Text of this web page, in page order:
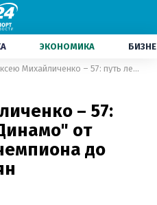
ЭКОНОМИКА
Алексею Михайличенко – 57: путь легенды "Динамо" от олимпийского чемпиона до тренера киевлян
– 57:
от
до